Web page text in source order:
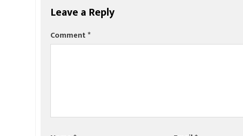
Leave a Reply
Comment*